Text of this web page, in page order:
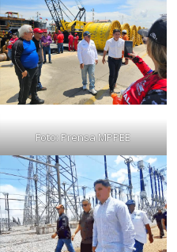
Foto: Prensa MPPEE